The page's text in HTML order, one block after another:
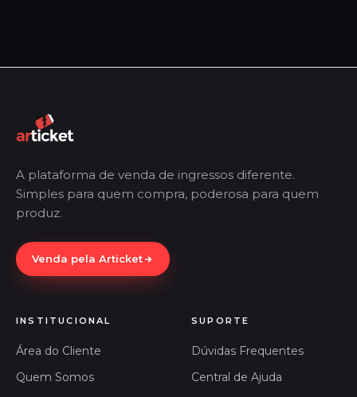
A plataforma de venda de ingressos diferente.
Simples para quem compra, poderosa para quem
produz.
Venda pela Articket
INSTITUCIONAL
Área do Cliente
Quem Somos
SUPORTE
Dúvidas Frequentes
Central de Ajuda